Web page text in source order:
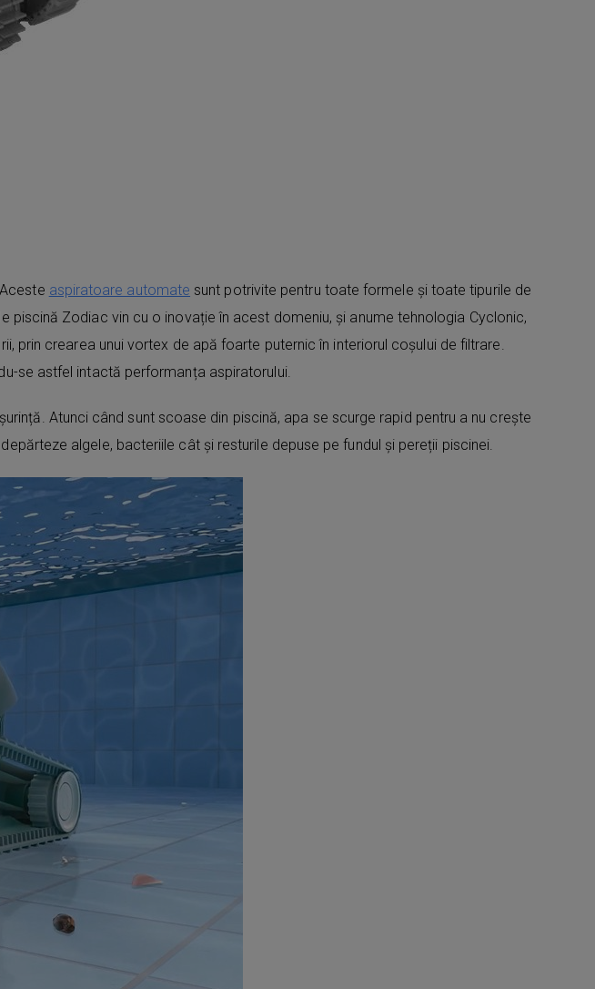
aspiratoare automate sunt potrivite pentru toate formele și toate tipurile de
piscină Zodiac vin cu o inovație în acest domeniu, și anume tehnologia Cyclonic,
prin crearea unui vortex de apă foarte puternic în interiorul coșului de filtrare.
se astfel intactă performanța aspiratorului.
Atunci când sunt scoase din piscină, apa se scurge rapid pentru a nu crește
algele, bacteriile cât și resturile depuse pe fundul și pereții piscinei.